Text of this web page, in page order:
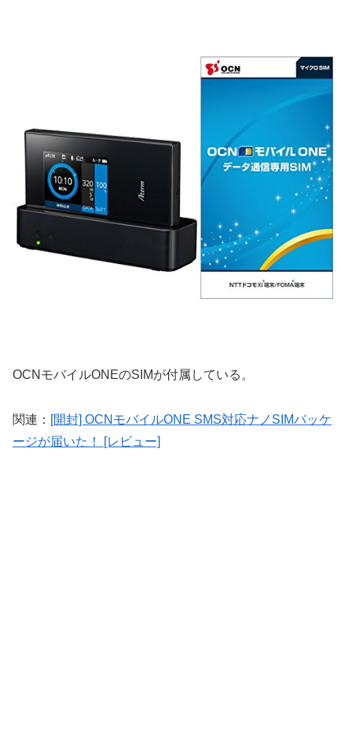
OCNモバイルONEのSIMが付属している。
関連： [開封] OCNモバイルONE SMS対応ナノSIMパッケ
ージが届いた！ [レビュー]